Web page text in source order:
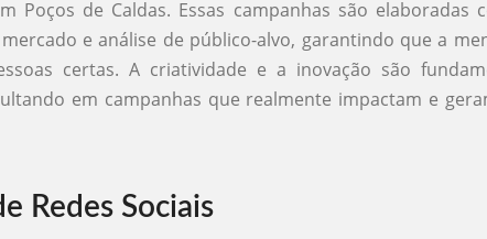
Poços de Caldas. Essas campanhas são elaboradas
e análise de público-alvo, garantindo que a
certas. A criatividade e a inovação são
em campanhas que realmente impactam e
Redes Sociais